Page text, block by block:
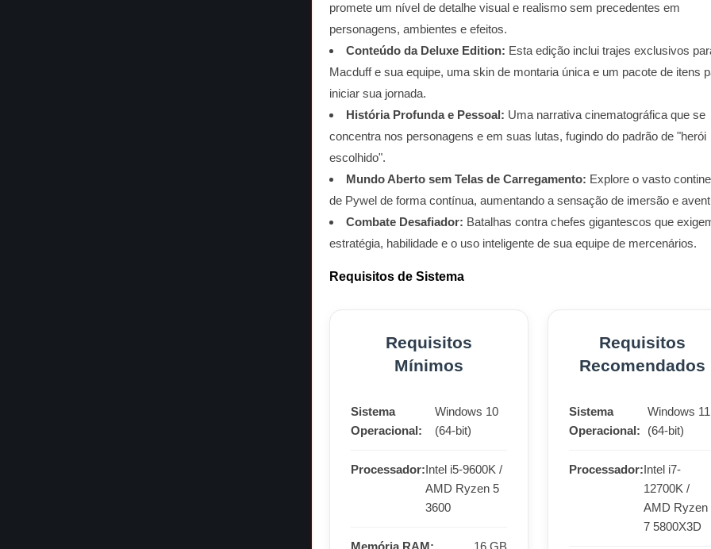
promete um nível de detalhe visual e realismo sem precedentes em
personagens, ambientes e efeitos.
Conteúdo da Deluxe Edition: Esta edição inclui trajes exclusivos
Macduff e sua equipe, uma skin de montaria única e um pacote de itens
iniciar sua jornada.
História Profunda e Pessoal: Uma narrativa cinematográfica que se
concentra nos personagens e em suas lutas, fugindo do padrão de "herói
escolhido".
Mundo Aberto sem Telas de Carregamento: Explore o vasto
de Pywel de forma contínua, aumentando a sensação de imersão e
Combate Desafiador: Batalhas contra chefes gigantescos que
estratégia, habilidade e o uso inteligente de sua equipe de mercenários.
Requisitos de Sistema
Requisitos
Mínimos
Sistema
Operacional:
Windows 10
(64-bit)
Processador:Intel i5-9600K /
AMD Ryzen 5
3600
Memória RAM: 16 GB
Requisitos
Recomendados
Sistema
Operacional:
Windows 11
(64-bit)
Processador:Intel i7-
12700K /
AMD Ryzen
7 5800X3D